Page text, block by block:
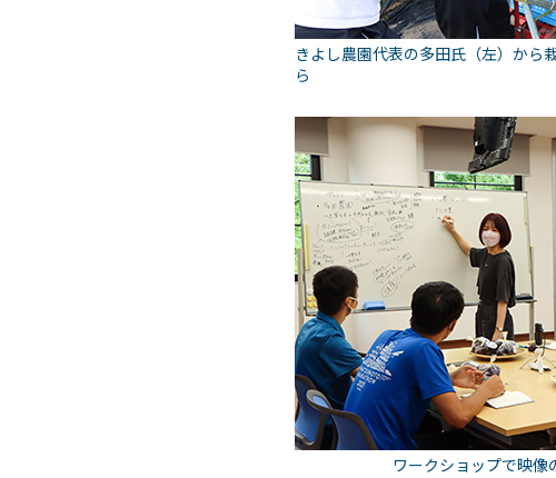
きよし農園代表の多田氏（左）から
ら
ワークショップで映像